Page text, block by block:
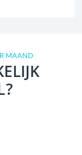
MAAND